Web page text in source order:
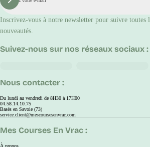
S'inscrire
Inscrivez-vous à notre newsletter pour suivre toutes
nouveautés.
Nous contacter :
Du lundi au vendredi de 8H30 à 17H00
04.58.14.10.75
Basés en Savoie (73)
service.client@mescoursesenvrac.com
Mes Courses En Vrac :
À propos
Suivez-nous sur nos réseaux sociaux :